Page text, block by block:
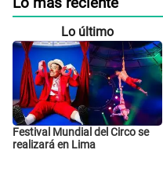
Lo último
Festival Mundial del Circo se
realizará en Lima